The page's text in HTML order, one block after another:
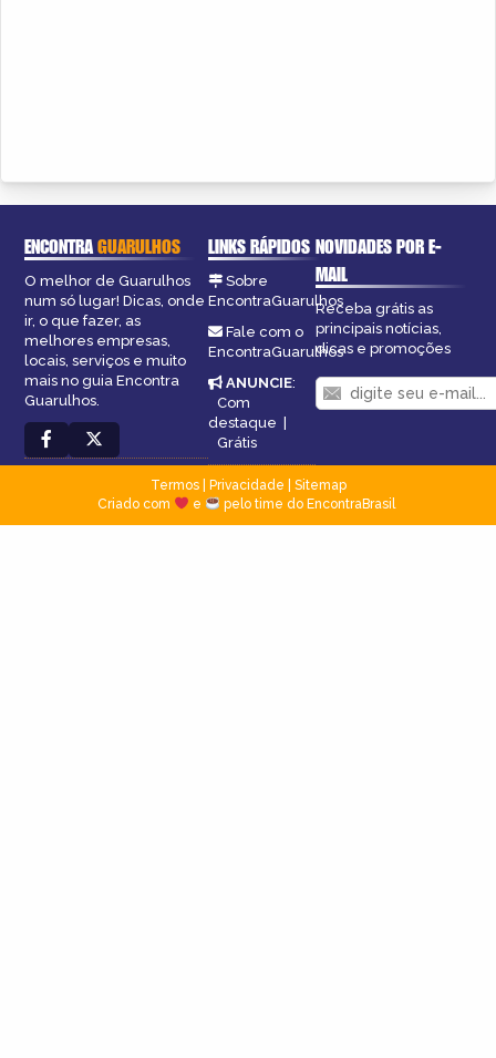
ENCONTRAGUARULHOS
O melhor de Guarulhos
num só lugar! Dicas, onde
ir, o que fazer, as
melhores empresas,
locais, serviços e muito
mais no guia Encontra
Guarulhos.
LINKS RÁPIDOS
Sobre
EncontraGuarulhos
Fale com o
EncontraGuarulhos
ANUNCIE:
Com
destaque |
Grátis
NOVIDADES POR E-
MAIL
Receba grátis as
principais notícias,
dicas e promoções
Termos| Privacidade
Sitemap
Criado com
e pelo time do EncontraBrasil